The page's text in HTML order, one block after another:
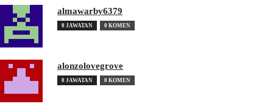
almawarby6379
0 JAWATAN 0 KOMEN
alonzolovegrove
0 JAWATAN 0 KOMEN